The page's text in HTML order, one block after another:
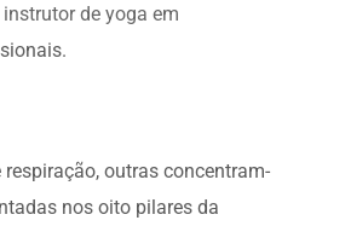
de yoga em
outras concentram-
nos oito pilares da